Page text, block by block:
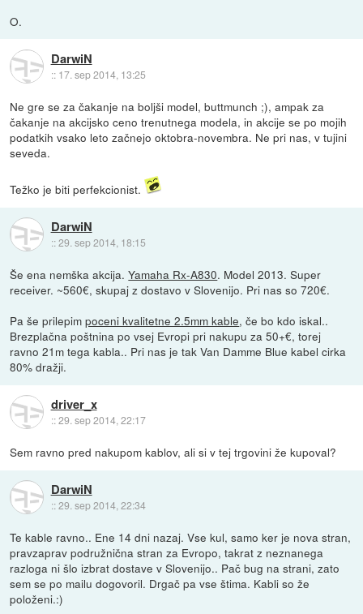
O.
DarwiN
:: 17. sep 2014, 13:25
Ne gre se za čakanje na boljši model, buttmunch ;), ampak za
čakanje na akcijsko ceno trenutnega modela, in akcije se po mojih
podatkih vsako leto začnejo oktobra-novembra. Ne pri nas, v tujini
seveda.
Težko je biti perfekcionist.
DarwiN
::29. sep 2014, 18:15
Še ena nemška akcija.Yamaha Rx-A830. Model 2013. Super
receiver. ~560€, skupaj z dostavo v Slovenijo. Pri nas so 720€.
Pa še prilepimpoceni kvalitetne 2.5mm kable, če bo kdo iskal..
Brezplačna poštnina po vsej Evropi pri nakupu za 50+€, torej
ravno 21m tega kabla.. Pri nas je tak Van Damme Blue kabel cirka
80% dražji.
driver_x
::29. sep 2014, 22:17
Sem ravno pred nakupom kablov, ali si v tej trgovini že kupoval?
DarwiN
::29. sep 2014, 22:34
Te kable ravno.. Ene 14 dni nazaj. Vse kul, samo ker je nova stran,
pravzaprav podružnična stran za Evropo, takrat z neznanega
razloga ni šlo izbrat dostave v Slovenijo.. Pač bug na strani, zato
sem se po mailu dogovoril. Drgač pa vse štima. Kabli so že
položeni.:)